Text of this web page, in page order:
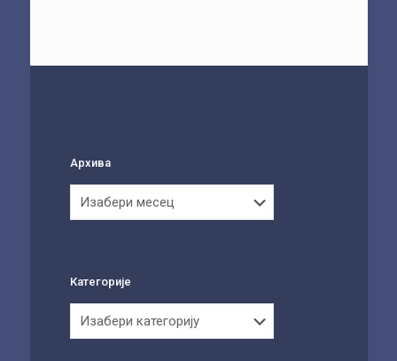
Архива
Категорије